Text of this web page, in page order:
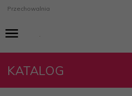
Przechowalnia
KATALOG